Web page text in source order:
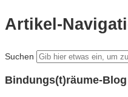
Artikel-
Suchen
Bindungs(t)räume-Blog